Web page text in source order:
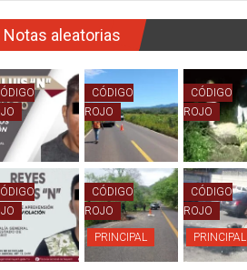
Notas aleatorias
CÓDIGO
ROJO
CÓDIGO
ROJO
CÓDIGO
ROJO
PRINCIPAL
CÓDIGO
ROJO
PRINCIPAL